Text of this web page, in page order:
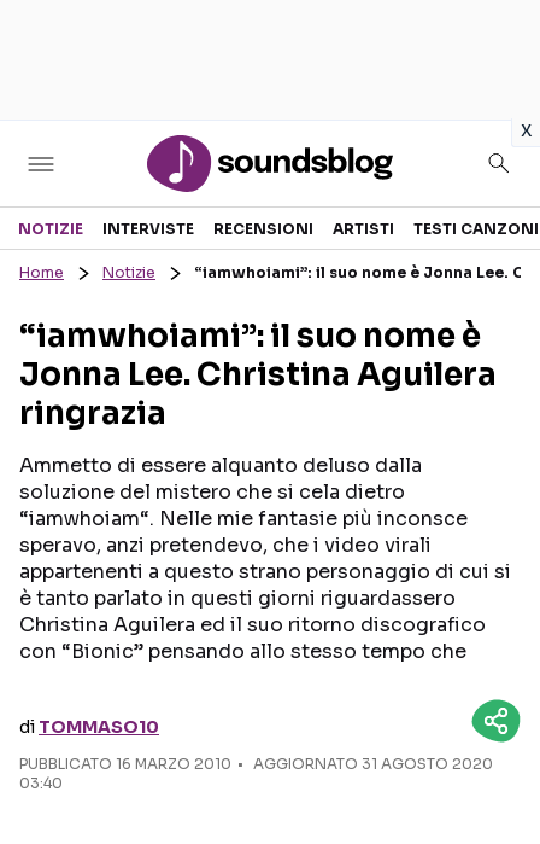
x
Sezioni
RECENSIONI MUSICALI
INTERVISTE
GOSSIP E CURIOSITÀ
TESTI CANZONI
TOUR ED EVENTI
Seguici sui social
NOTIZIE INTERVISTE RECENSIONI ARTISTI TESTI CANZONI
Home Notizie “iamwhoiami”: il suo nome è Jonna Lee.
“iamwhoiami”: il suo nome è
Jonna Lee. Christina Aguilera
ringrazia
Ammetto di essere alquanto deluso dalla
soluzione del mistero che si cela dietro
“iamwhoiam“. Nelle mie fantasie più inconsce
speravo, anzi pretendevo, che i video virali
appartenenti a questo strano personaggio di cui si
è tanto parlato in questi giorni riguardassero
Christina Aguilera ed il suo ritorno discografico
con “Bionic” pensando allo stesso tempo che
di TOMMASO10
PUBBLICATO 16 MARZO 2010
AGGIORNATO 31 AGOSTO 2020
03:40